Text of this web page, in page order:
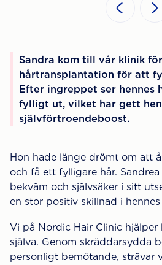
Sandra kom till vår klinik
hårtransplantation för att
Efter ingreppet ser hennes
fylligt ut, vilket har gett
självförtroendeboost.
Hon hade länge drömt om att
och få ett fylligare hår.
bekväm och självsäker i sitt
en stor positiv skillnad i
Vi på Nordic Hair Clinic
själva. Genom skräddarsydda
personligt bemötande, strävar